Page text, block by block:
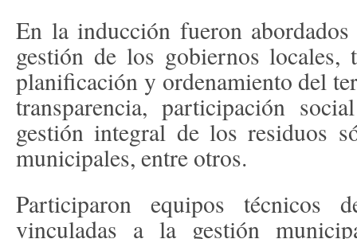
En la inducción fueron
gestión de los gobiernos locales,
planificación y ordenamiento del
transparencia, participación
gestión integral de los residuos
municipales, entre otros.
Participaron equipos técnicos
vinculadas a la gestión